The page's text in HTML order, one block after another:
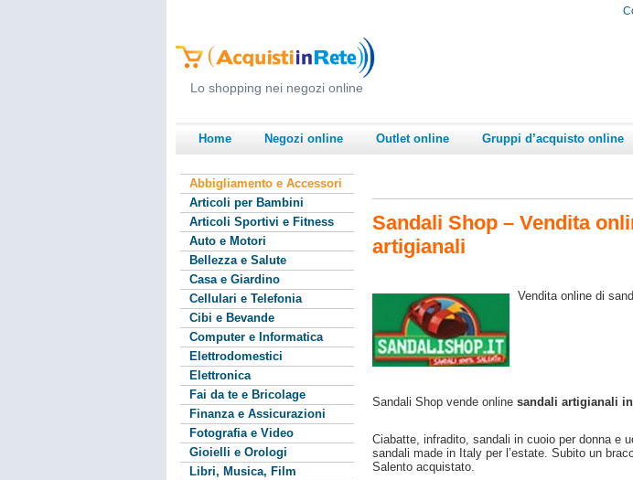
Lo shopping nei negozi online
Home Negozi online Outlet online Gruppi d’acquisto online
Abbigliamento e Accessori
Articoli per Bambini
Articoli Sportivi e Fitness
Auto e Motori
Bellezza e Salute
Casa e Giardino
Cellulari e Telefonia
Cibi e Bevande
Computer e Informatica
Elettrodomestici
Elettronica
Fai da te e Bricolage
Finanza e Assicurazioni
Fotografia e Video
Gioielli e Orologi
Libri, Musica, Film
Sandali Shop – Vendita
artigianali
Vendita online di
Sandali Shop vende online sandali artigianali
Ciabatte, infradito, sandali in cuoio per donna e
sandali made in Italy per l’estate. Subito un
Salento acquistato.